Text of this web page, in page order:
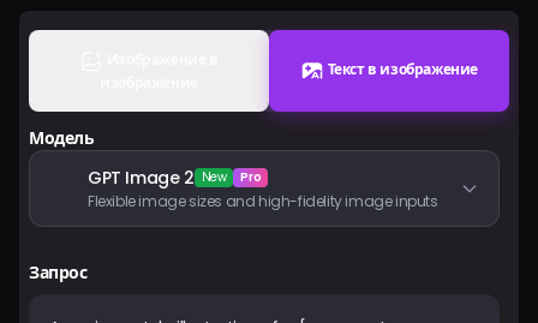
Текст в изображение
Модель
GPT Image 2 New Pro
Flexible image sizes and high-fidelity image inputs
Запрос